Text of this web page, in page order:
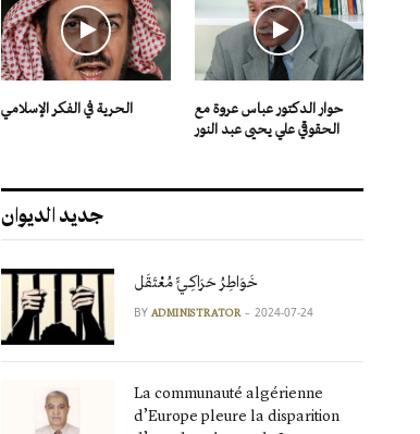
الحرية في الفكر الإسلامي
حوار الدكتور عباس عروة مع
الحقوقي علي يحيى عبد النور
جديد الديوان
خَوَاطِرُ حَرَاكِـيٍّ مُعْتَقَل
BY ADMINISTRATOR 2024-07-24
La communauté algérienne
d’Europe pleure la disparition